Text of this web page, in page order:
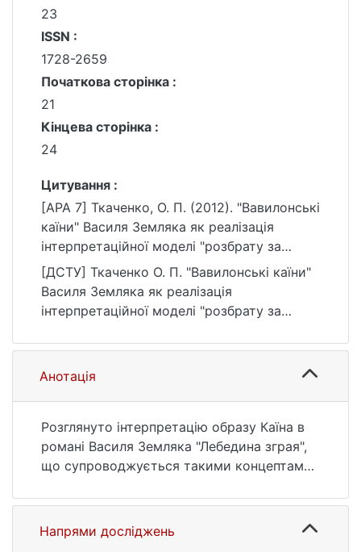
23
ISSN :
1728-2659
Початкова сторінка :
21
Кінцева сторінка :
24
Цитування :
[APA 7] Ткаченко, О. П. (2012). "Вавилонські
каїни" Василя Земляка як реалізація
інтерпретаційної моделі "розбрату за
землю". Вісник Київського національного
університету імені Тараса Шевченка.
Літературознавство. Мовознавство.
Фольклористика, (23), 21–24.
https://ir.library.knu.ua/handle/15071834/2154
[ДСТУ] Ткаченко О. П. "Вавилонські каїни"
Василя Земляка як реалізація
інтерпретаційної моделі "розбрату за
університету імені Тараса Шевченка.
Літературознавство. Мовознавство.
Фольклористика. 2012. № 23. С. 21—24.
https://ir.library.knu.ua/handle/15071834/2154
7 (дата звернення: 25.07.2026).
Анотація
Розглянуто інтерпретацію образу Каїна в
романі Василя Земляка "Лебедина зграя",
що супроводжується такими концептами,
братами". З'ясовано, що в художньому
прочитанні образу Каїна письмен ник
використовує кілька інтерпретаційних
Напрями досліджень